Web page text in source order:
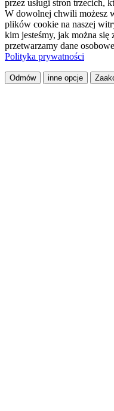
przez usługi stron trzecich,
W dowolnej chwili możesz
plików cookie na naszej
kim jesteśmy, jak można
przetwarzamy dane
Polityka prywatności
Odmów inne opcje